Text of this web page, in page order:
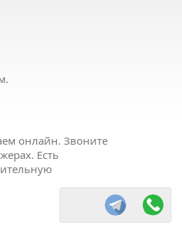
онлайн. Звоните
Есть